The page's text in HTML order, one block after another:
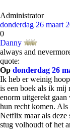
Administrator
donderdag 26 maart
0
Danny
always and
quote:
Op donderdag 26
Ik heb er weinig
is een boek als ik mij
enorm uitgerekt
hun recht komen.
Netflix maar als
stug volhoudt of het